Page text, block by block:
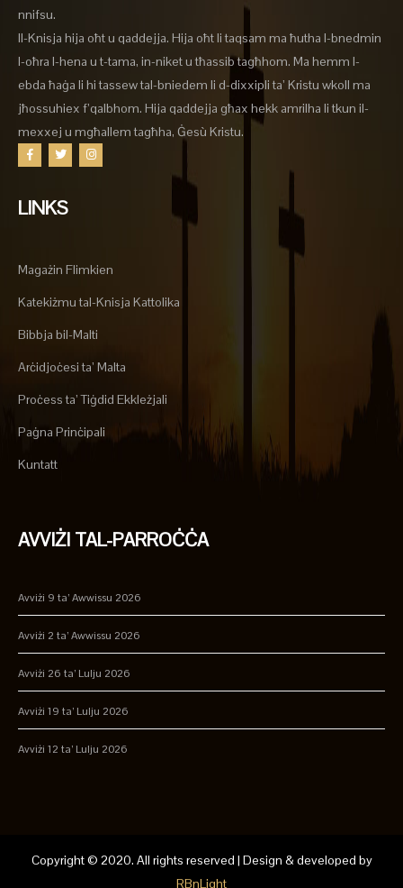
nnifsu.
Il-Knisja hija oħt u qaddejja. Hija oħt li taqsam ma ħutha l-bnedmin
l-oħra l-hena u t-tama, in-niket u tħassib tagħhom. Ma hemm l-
ebda ħaġa li hi tassew tal-bniedem li d-dixxipli ta’ Kristu wkoll ma
jħossuhiex f’qalbhom. Hija qaddejja għax hekk amrilha li tkun il-
mexxej u mgħallem tagħha, Ġesù Kristu.
LINKS
Magażin Flimkien
Katekiżmu tal-Knisja Kattolika
Bibbja bil-Malti
Arċidjoċesi ta’ Malta
Proċess ta’ Tiġdid Ekkleżjali
Paġna Prinċipali
Kuntatt
AVVIŻI TAL-PARROĊĊA
Avviżi 9 ta’ Awwissu 2026
Avviżi 2 ta’ Awwissu 2026
Avviżi 26 ta’ Lulju 2026
Avviżi 19 ta’ Lulju 2026
Avviżi 12 ta’ Lulju 2026
Copyright © 2020. All rights reserved | Design & developed by
RBnLight